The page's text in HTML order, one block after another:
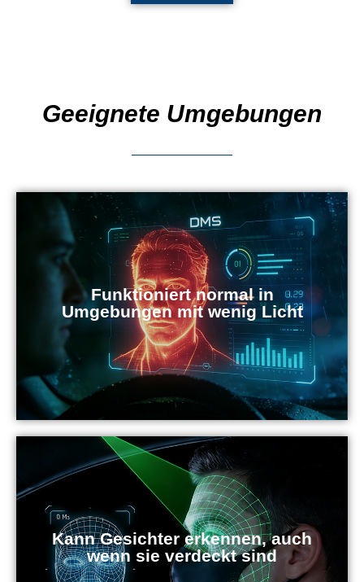
Geeignete Umgebungen
Funktioniert normal in
Umgebungen mit wenig Licht
Kann Gesichter erkennen, auch
wenn sie verdeckt sind